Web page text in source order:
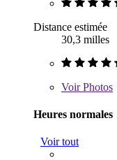
Distance estimée
30,3 milles
VoirPhotos
Heures normales
Voir tout